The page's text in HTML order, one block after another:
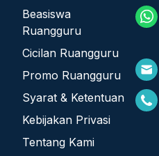
Beasiswa
Ruangguru
Cicilan Ruangguru
Promo Ruangguru
Syarat & Ketentuan
Kebijakan Privasi
Tentang Kami